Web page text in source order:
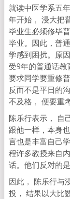
就读中医学系五
年开始， 浸大把
毕业生必须修毕
毕业。因此，普
学感到困扰。原
受9年的普通话
要求同学要重修
反而不是平日的
不及格， 便要重
陈乐行表示， 自
跟他一样，本身
言也是丰富自己
程许多教授来自
话。他们反对的
因此， 陈乐行与
投， 结果以大比